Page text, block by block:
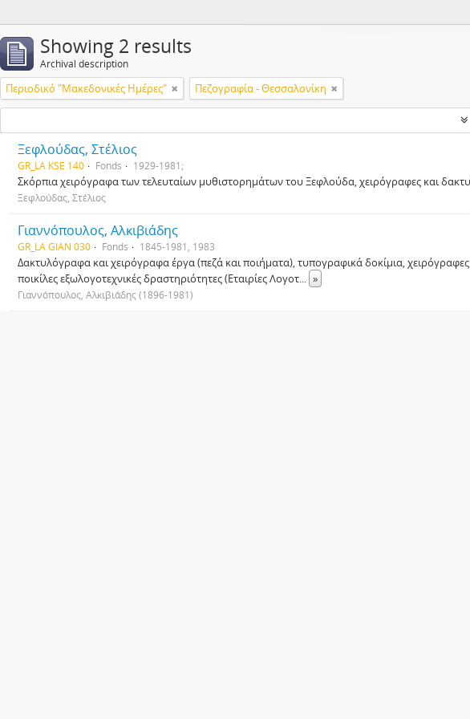
Showing 2 results
Archival description
Περιοδικό "Μακεδονικές Ημέρες" Πεζογραφία - Θεσσαλονίκη
Ξεφλούδας, Στέλιος
GR_LA KSE 140 Fonds 1929-1981;
Σκόρπια χειρόγραφα των τελευταίων μυθιστορημάτων του Ξεφλούδα, χειρόγραφες και
Ξεφλούδας, Στέλιος
Γιαννόπουλος, Αλκιβιάδης
GR_LA GIAN 030 Fonds 1845-1981, 1983
Δακτυλόγραφα και χειρόγραφα έργα (πεζά και ποιήματα), τυπογραφικά δοκίμια,
ποικίλες εξωλογοτεχνικές δραστηριότητες (Εταιρίες Λογοτ... »
Γιαννόπουλος, Αλκιβιάδης (1896-1981)